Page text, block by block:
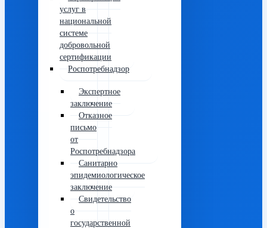
услуг в
национальной
системе
добровольной
сертификации
Роспотребнадзор
Экспертное
заключение
Отказное
письмо
от
Роспотребнадзора
Санитарно
эпидемиологическое
заключение
Свидетельство
о
государственной